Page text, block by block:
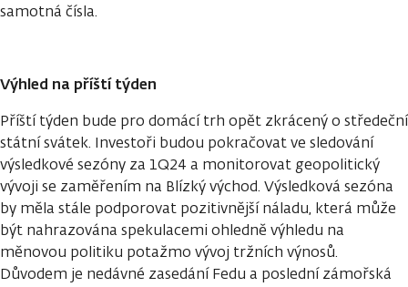
samotná čísla.
Výhled na příští týden
Příští týden bude pro domácí trh opět zkrácený o středeční
státní svátek. Investoři budou pokračovat ve sledování
výsledkové sezóny za 1Q24 a monitorovat geopolitický
vývoji se zaměřením na Blízký východ. Výsledková sezóna
by měla stále podporovat pozitivnější náladu, která může
být nahrazována spekulacemi ohledně výhledu na
měnovou politiku potažmo vývoj tržních výnosů.
Důvodem je nedávné zasedání Fedu a poslední zámořská